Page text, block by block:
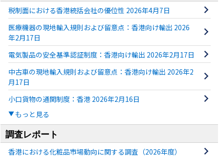
税制面における香港統括会社の優位性 2026年4月7日
医療機器の現地輸入規則および留意点：香港向け輸出 2026
年2月17日
電気製品の安全基準認証制度：香港向け輸出 2026年2月17日
中古車の現地輸入規則および留意点：香港向け輸出 2026年2
月17日
小口貨物の通関制度：香港 2026年2月16日
もっと見る
調査レポート
香港における化粧品市場動向に関する調査（2026年度）